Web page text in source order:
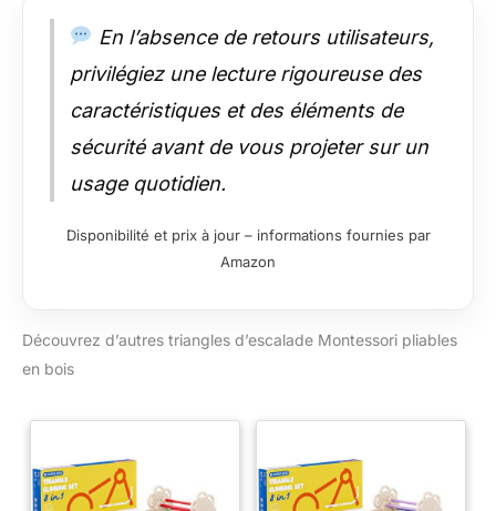
En l’absence de retours utilisateurs,
privilégiez une lecture rigoureuse des
caractéristiques et des éléments de
sécurité avant de vous projeter sur un
usage quotidien.
Disponibilité et prix à jour – informations fournies par
Amazon
Découvrez d’autres triangles d’escalade Montessori pliables
en bois